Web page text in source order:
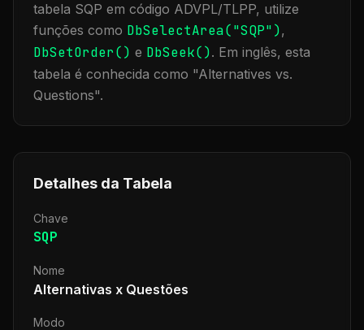
tabela SQP em código ADVPL/TLPP, utilize
funções como DbSelectArea("SQP"),
DbSetOrder() e DbSeek(). Em inglês, esta
tabela é conhecida como "Alternatives vs.
Questions".
Detalhes da Tabela
Chave
SQP
Nome
Alternativas x Questões
Modo